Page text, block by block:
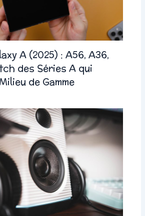
A (2025) : A56, A36,
des Séries A qui
de Gamme